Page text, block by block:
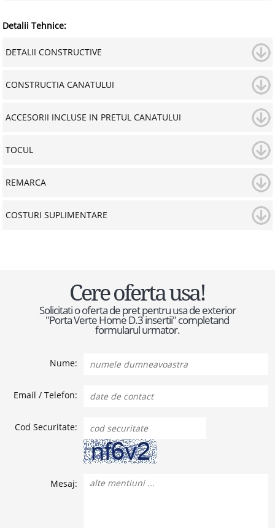
Detalii Tehnice:
DETALII CONSTRUCTIVE
CONSTRUCTIA CANATULUI
ACCESORII INCLUSE IN PRETUL CANATULUI
TOCUL
REMARCA
COSTURI SUPLIMENTARE
Cere oferta usa!
Solicitati o oferta de pret pentru usa de exterior
"Porta Verte Home D.3 insertii" completand
formularul urmator.
Nume:
Email / Telefon:
Cod Securitate:
Mesaj: